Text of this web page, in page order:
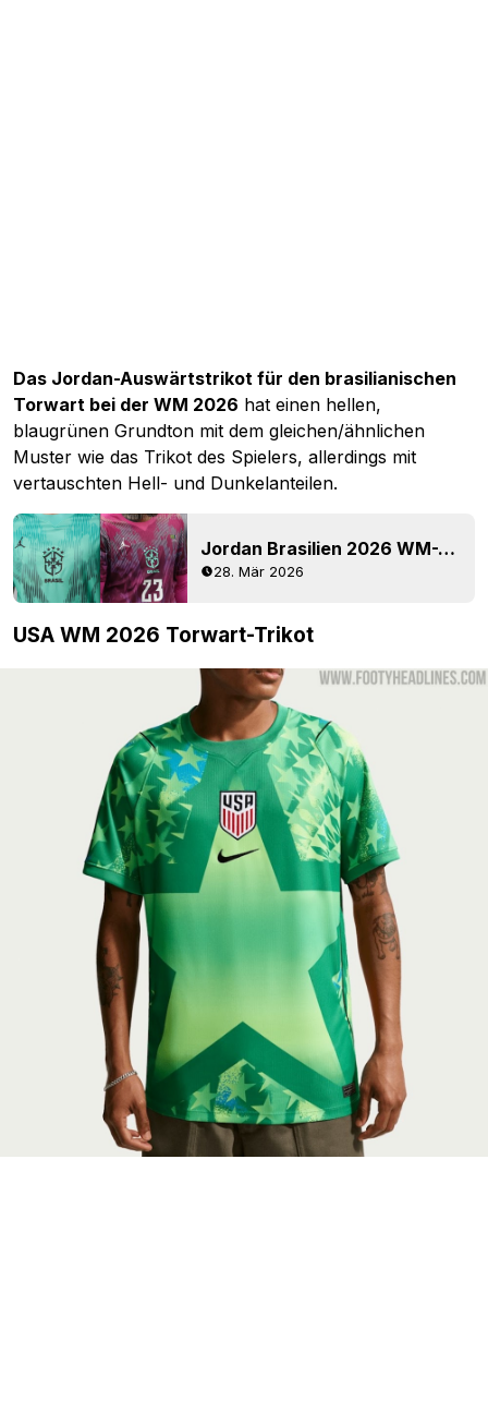
Das Jordan-Auswärtstrikot für den brasilianischen
Torwart bei der WM 2026 hat einen hellen,
blaugrünen Grundton mit dem gleichen/ähnlichen
Muster wie das Trikot des Spielers, allerdings mit
vertauschten Hell- und Dunkelanteilen.
Jordan Brasilien 2026 WM-Auswärtstrikots für Torhüter vorgestellt
28. Mär 2026
USA WM 2026 Torwart-Trikot